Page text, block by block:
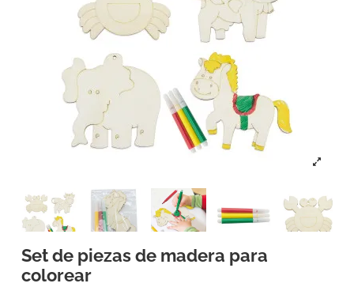
Set de piezas de madera para
colorear